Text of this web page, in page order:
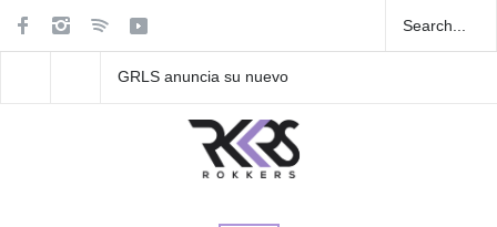
Las Fokin Biches anuncian